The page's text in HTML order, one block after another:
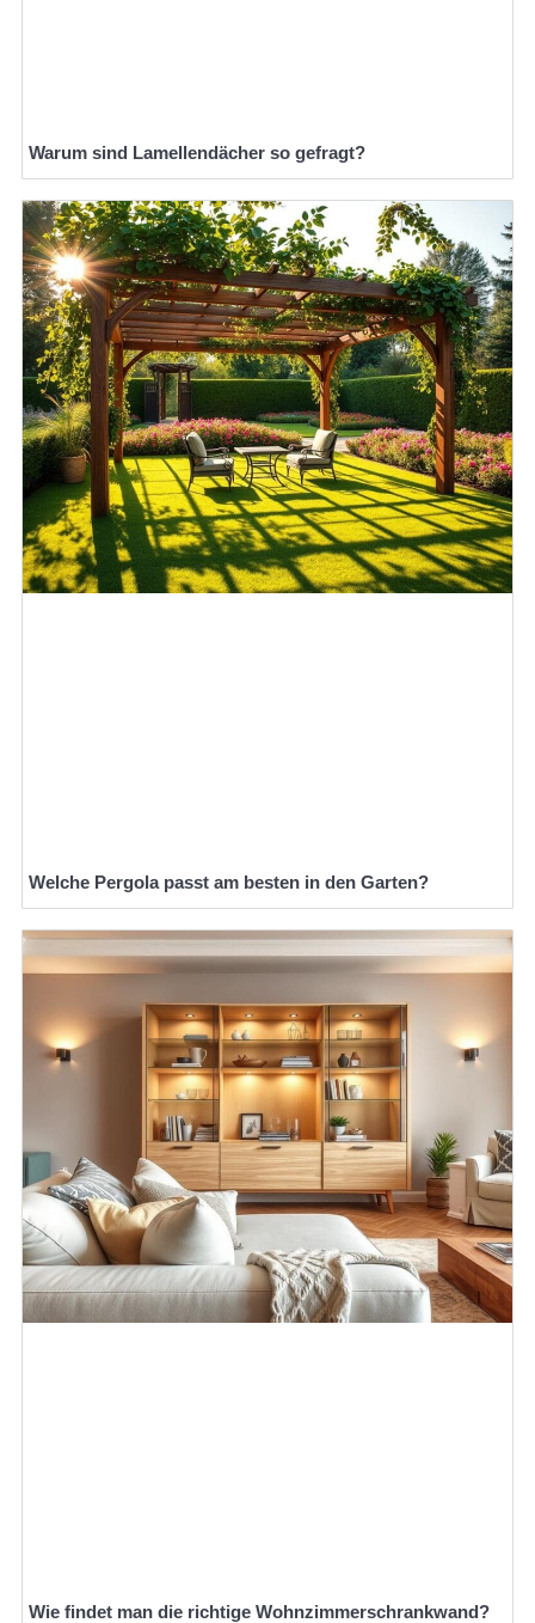
Warum sind Lamellendächer so gefragt?
Welche Pergola passt am besten in den Garten?
Wie findet man die richtige Wohnzimmerschrankwand?